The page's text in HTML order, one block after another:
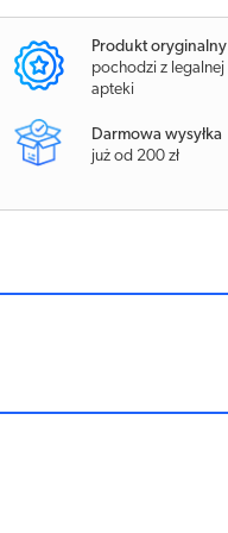
Produkt oryginalny
pochodzi z legalnej
apteki
Darmowa wysyłka
już od 200 zł